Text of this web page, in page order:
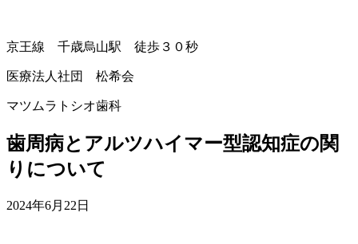
京王線 千歳烏山駅 徒歩３０秒
医療法人社団 松希会
マツムラトシオ歯科
歯周病とアルツハイマー型認知症の関
りについて
2024年6月22日